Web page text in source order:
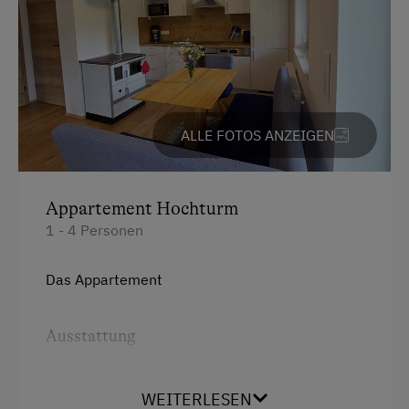
Deutsch
Parken
Kostenlose Parkplätze
Motorradunterstellraum
Radunterstellmöglichkeit
Unterkunftsart
Ferienhaus am Bergbauernhof
Am Betrieb
Garten/Wiese
ALLE FOTOS ANZEIGEN
Appartement Hochturm
1 - 4 Personen
Das Appartement
Ausstattung
WEITERLESEN